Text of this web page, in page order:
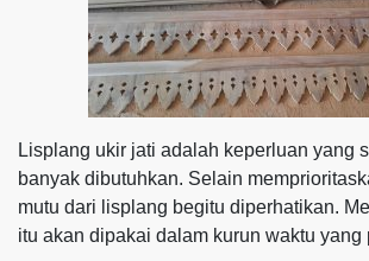
Lisplang ukir jati adalah keperluan yang
banyak dibutuhkan. Selain
mutu dari lisplang begitu diperhatikan.
itu akan dipakai dalam kurun waktu yang